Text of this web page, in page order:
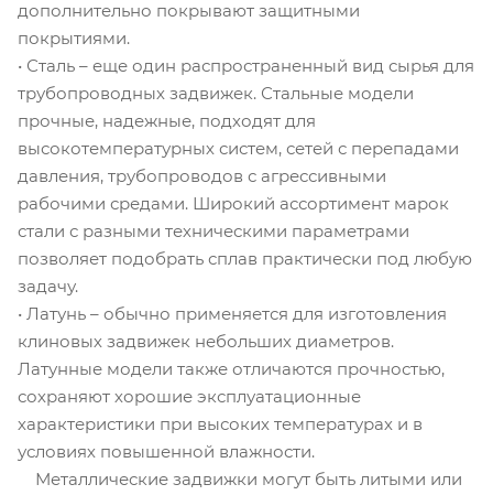
дополнительно покрывают защитными
покрытиями.
• Сталь – еще один распространенный вид сырья для
трубопроводных задвижек. Стальные модели
прочные, надежные, подходят для
высокотемпературных систем, сетей с перепадами
давления, трубопроводов с агрессивными
рабочими средами. Широкий ассортимент марок
стали с разными техническими параметрами
позволяет подобрать сплав практически под любую
задачу.
• Латунь – обычно применяется для изготовления
клиновых задвижек небольших диаметров.
Латунные модели также отличаются прочностью,
сохраняют хорошие эксплуатационные
характеристики при высоких температурах и в
условиях повышенной влажности.
Металлические задвижки могут быть литыми или